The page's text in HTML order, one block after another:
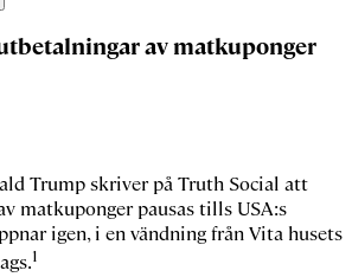
av matkuponger
Trump skriver på Truth Social att
matkuponger pausas tills USA:s
igen, i en vändning från Vita husets
1